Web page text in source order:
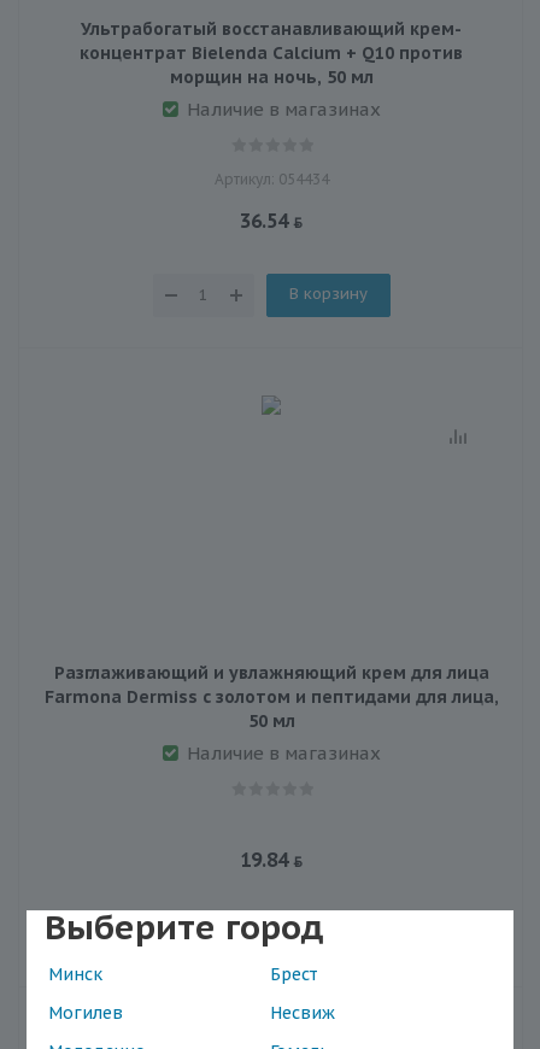
Выберите город
Минск
Брест
Могилев
Несвиж
Ультрабогатый восстанавливающий крем-
концентрат Bielenda Calcium + Q10 против
морщин на ночь, 50 мл
Наличие в магазинах
Артикул: 054434
36.54
В корзину
Разглаживающий и увлажняющий крем для лица
Farmona Dermiss с золотом и пептидами для лица,
50 мл
Наличие в магазинах
19.84
В корзину